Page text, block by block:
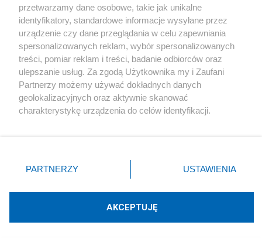
Kultura
X Facebook Instagram Youtube
Technologię dostarcza:W3media.pl
przetwarzamy dane osobowe, takie jak unikalne
identyfikatory, standardowe informacje wysyłane przez
urządzenie czy dane przeglądania w celu zapewniania
spersonalizowanych reklam, wybór spersonalizowanych
treści, pomiar reklam i treści, badanie odbiorców oraz
ulepszanie usług. Za zgodą Użytkownika my i Zaufani
Partnerzy możemy używać dokładnych danych
geolokalizacyjnych oraz aktywnie skanować
charakterystykę urządzenia do celów identyfikacji.
zmienić/wycofać klikając przycisk ustawień prywatności
znajdujący się w lewym dolnym rogu strony
rodzaje przetwarzania danych nie wymagają zgody
użytkownika, ale masz prawo sprzeciwić się takiemu
PARTNERZY USTAWIENIA
AKCEPTUJĘ